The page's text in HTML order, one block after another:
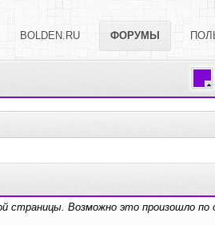
BOLDEN.RU ФОРУМЫ
Возможно это произошло по